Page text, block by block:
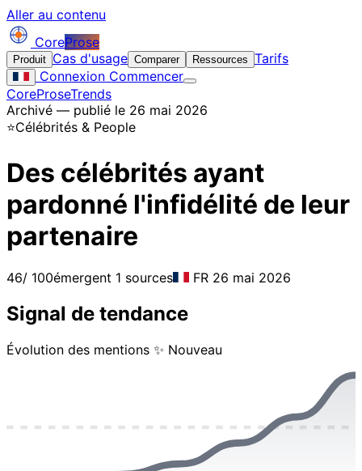
Aller au contenu
CoreProse
Produit Cas d'usage Comparer Ressources Tarifs
Connexion Commencer
CoreProseTrends
Archivé — publié le 26 mai 2026
⭐Célébrités & People
Des célébrités ayant
pardonné l'infidélité de leur
partenaire
46/ 100émergent 1 sources FR 26 mai 2026
Signal de tendance
Évolution des mentions ✨ Nouveau